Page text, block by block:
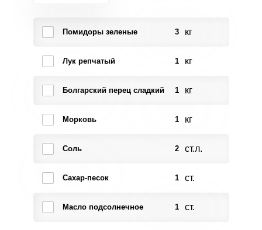
Помидоры зеленые 3 кг
Лук репчатый 1 кг
Болгарский перец сладкий 1 кг
Морковь 1 кг
Соль 2 ст.л.
Сахар-песок 1 ст.
Масло подсолнечное 1 ст.